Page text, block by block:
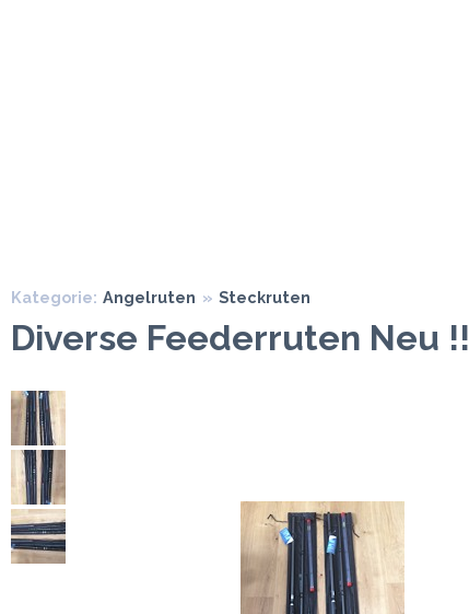
Kategorie: Angelruten » Steckruten
Diverse Feederruten Neu !!